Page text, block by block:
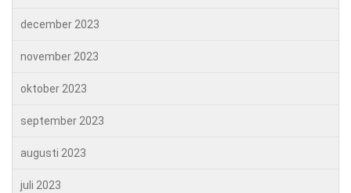
december 2023
november 2023
oktober 2023
september 2023
augusti 2023
juli 2023